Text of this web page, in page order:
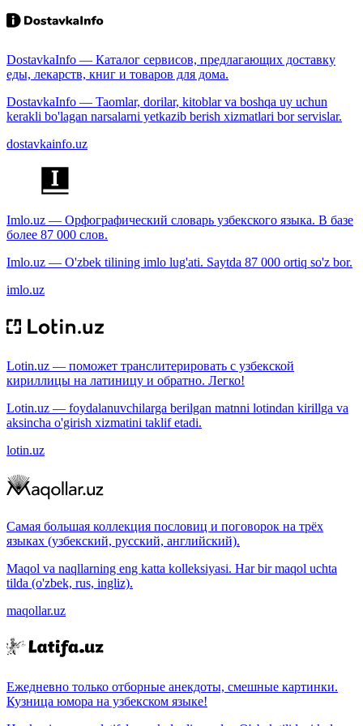
DostavkaInfo — Каталог сервисов, предлагающих доставку
еды, лекарств, книг и товаров для дома.
DostavkaInfo — Taomlar, dorilar, kitoblar va boshqa uy uchun
kerakli bo'lagan narsalarni yetkazib berish xizmatlari bor servislar.
dostavkainfo.uz
Imlo.uz — Орфографический словарь узбекского языка. В базе
более 87 000 слов.
Imlo.uz — O'zbek tilining imlo lug'ati. Saytda 87 000 ortiq so'z bor.
imlo.uz
Lotin.uz — поможет транслитерировать с узбекской
кириллицы на латиницу и обратно. Легко!
Lotin.uz — foydalanuvchilarga berilgan matnni lotindan kirillga va
aksincha o'girish xizmatini taklif etadi.
lotin.uz
Самая большая коллекция пословиц и поговорок на трёх
языках (узбекский, русский, английский).
Maqol va naqllarning eng katta kolleksiyasi. Har bir maqol uchta
tilda (o'zbek, rus, ingliz).
maqollar.uz
Ежедневно только отборные анекдоты, смешные картинки.
Кузница юмора на узбекском языке!